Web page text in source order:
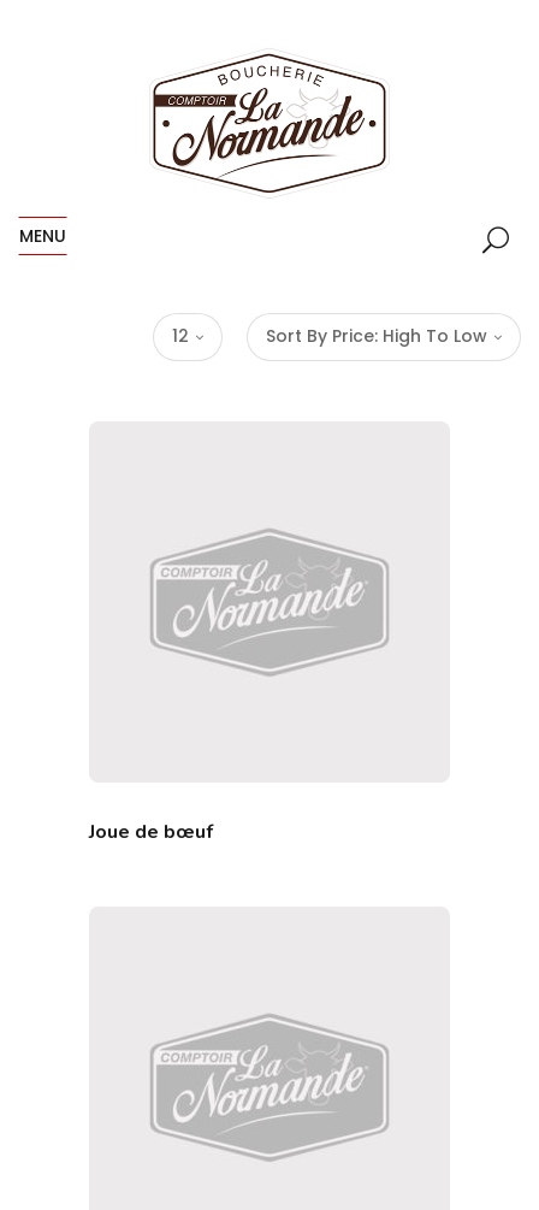
MENU
Sort By Price: High To Low
12
Joue de bœuf